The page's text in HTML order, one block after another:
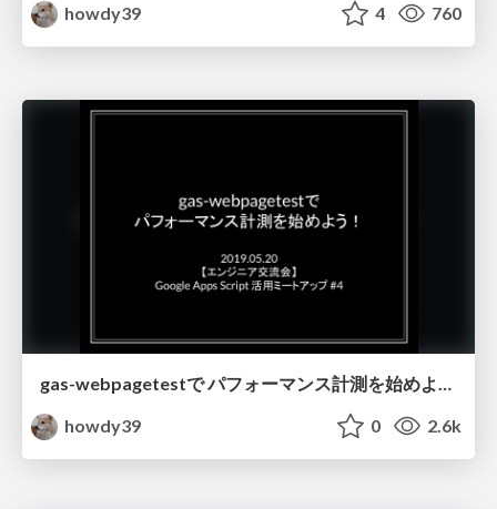
howdy39
4 760
gas-webpagetestで パフォーマンス計測を始めよう / get-started-measuring-performance-with-gas-webpagetest
howdy39
0 2.6k